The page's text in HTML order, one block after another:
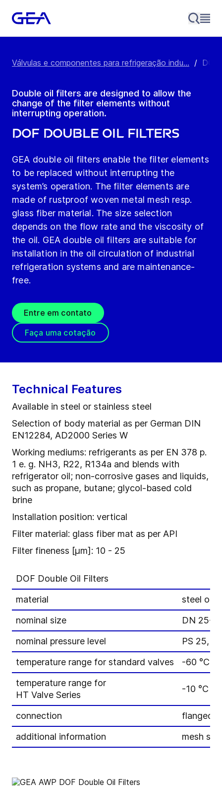
Válvulas e componentes para refrigeração indu... / DOF
Double oil filters are designed to allow the
change of the filter elements without
interrupting operation.
DOF Double Oil Filters
GEA double oil filters enable the filter elements
to be replaced without interrupting the
system’s operation. The filter elements are
made of rustproof woven metal mesh resp.
glass fiber material. The size selection
depends on the flow rate and the viscosity of
the oil. GEA double oil filters are suitable for
installation in the oil circulation of industrial
refrigeration systems and are maintenance-
free.
Entre em contato
Faça uma cotação
Technical Features
Available in steel or stainless steel
Selection of body material as per German DIN
EN12284, AD2000 Series W
Working mediums: refrigerants as per EN 378 p.
1 e. g. NH3, R22, R134a and blends with
refrigerator oil; non-corrosive gases and liquids,
such as propane, butane; glycol-based cold
brine
Installation position: vertical
Filter material: glass fiber mat as per API
Filter fineness [μm]: 10 - 25
DOF Double Oil Filters
material
steel or
nominal size
DN 25-
nominal pressure level
PS 25,
temperature range for standard valves
-60 °C
temperature range for
HT Valve Series
-10 °C
connection
flanged
additional information
mesh